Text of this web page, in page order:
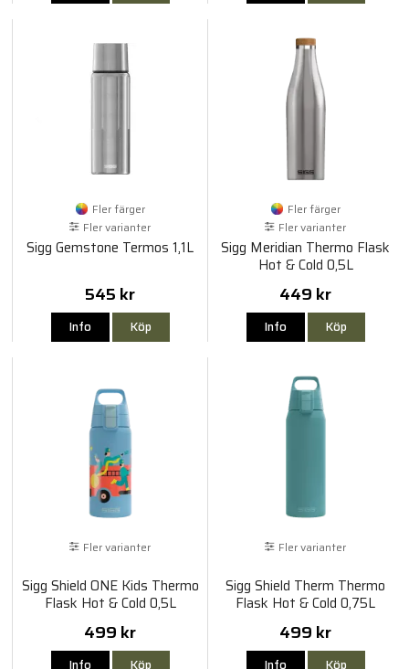
Fler färger
Fler varianter
Sigg Gemstone Termos 1,1L
545 kr
Info Köp
Fler färger
Fler varianter
Sigg Meridian Thermo Flask
Hot & Cold 0,5L
449 kr
Info Köp
Fler varianter
Sigg Shield ONE Kids Thermo
Flask Hot & Cold 0,5L
499 kr
Fler varianter
Sigg Shield Therm Thermo
Flask Hot & Cold 0,75L
499 kr